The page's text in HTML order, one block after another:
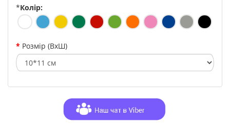
*Колір:
Розмір (ВхШ)